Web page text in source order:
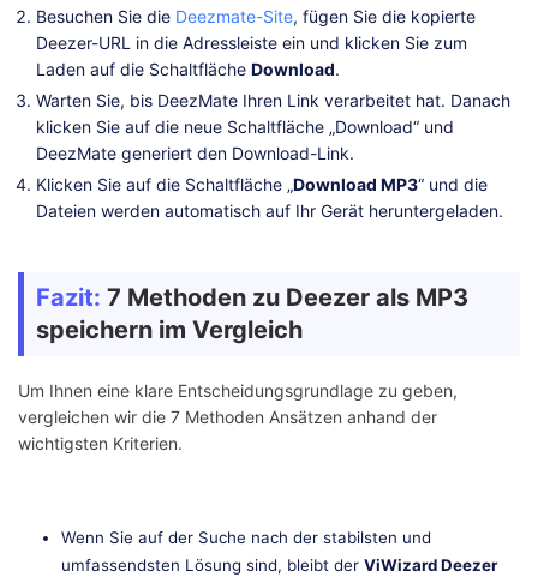
Besuchen Sie die Deezmate-Site, fügen Sie die kopierte
Deezer-URL in die Adressleiste ein und klicken Sie zum
Laden auf die Schaltfläche Download.
Warten Sie, bis DeezMate Ihren Link verarbeitet hat. Danach
klicken Sie auf die neue Schaltfläche „Download“ und
DeezMate generiert den Download-Link.
Klicken Sie auf die Schaltfläche „Download MP3“ und die
Dateien werden automatisch auf Ihr Gerät heruntergeladen.
Fazit: 7 Methoden zu Deezer als MP3
speichern im Vergleich
Um Ihnen eine klare Entscheidungsgrundlage zu geben,
vergleichen wir die 7 Methoden Ansätzen anhand der
wichtigsten Kriterien.
Wenn Sie auf der Suche nach der stabilsten und
umfassendsten Lösung sind, bleibt der ViWizard Deezer